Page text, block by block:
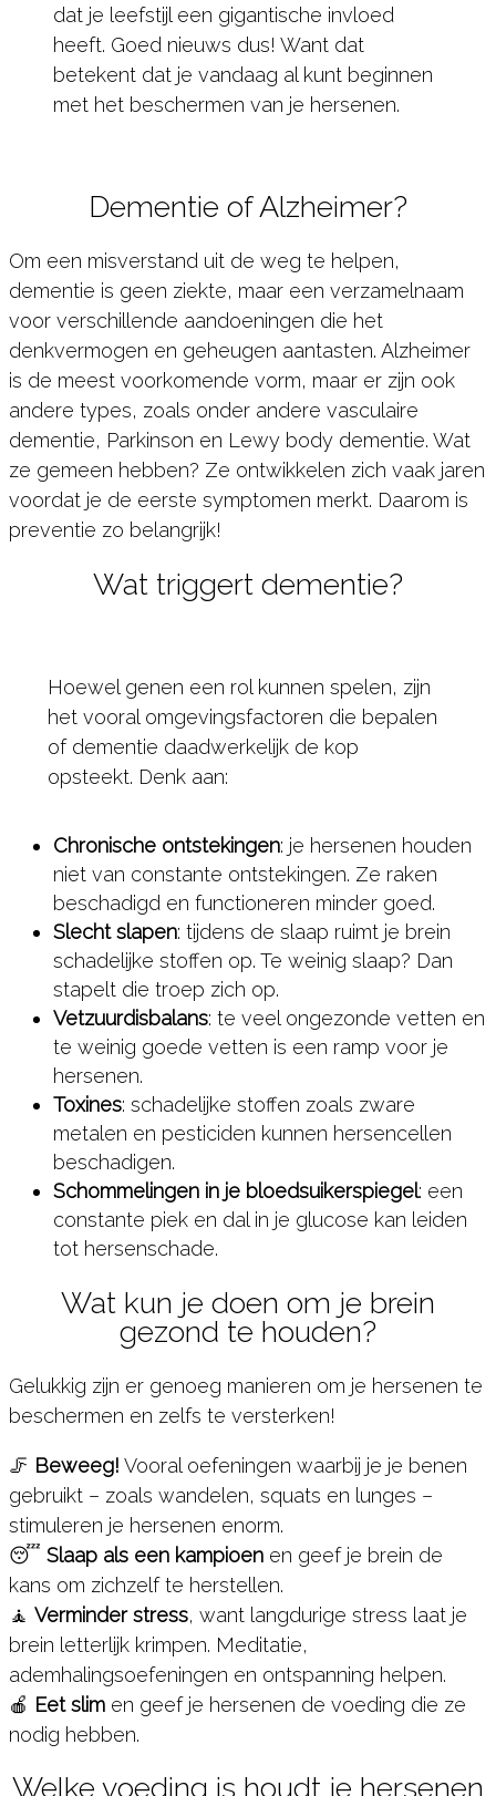
dat je leefstijl een gigantische invloed
heeft. Goed nieuws dus! Want dat
betekent dat je vandaag al kunt beginnen
met het beschermen van je hersenen.
Dementie of Alzheimer?
Om een misverstand uit de weg te helpen,
dementie is geen ziekte, maar een verzamelnaam
voor verschillende aandoeningen die het
denkvermogen en geheugen aantasten. Alzheimer
is de meest voorkomende vorm, maar er zijn ook
andere types, zoals onder andere vasculaire
dementie, Parkinson en Lewy body dementie. Wat
ze gemeen hebben? Ze ontwikkelen zich vaak jaren
voordat je de eerste symptomen merkt. Daarom is
preventie zo belangrijk!
Wat triggert dementie?
Hoewel genen een rol kunnen spelen, zijn
het vooral omgevingsfactoren die bepalen
of dementie daadwerkelijk de kop
opsteekt. Denk aan:
Chronische ontstekingen: je hersenen houden
niet van constante ontstekingen. Ze raken
beschadigd en functioneren minder goed.
Slecht slapen: tijdens de slaap ruimt je brein
schadelijke stoffen op. Te weinig slaap? Dan
stapelt die troep zich op.
Vetzuurdisbalans: te veel ongezonde vetten en
te weinig goede vetten is een ramp voor je
hersenen.
Toxines: schadelijke stoffen zoals zware
metalen en pesticiden kunnen hersencellen
beschadigen.
Schommelingen in je bloedsuikerspiegel: een
constante piek en dal in je glucose kan leiden
tot hersenschade.
Wat kun je doen om je brein
gezond te houden?
Gelukkig zijn er genoeg manieren om je hersenen te
beschermen en zelfs te versterken!
🦵 Beweeg! Vooral oefeningen waarbij je je benen
gebruikt – zoals wandelen, squats en lunges –
stimuleren je hersenen enorm.
😴 Slaap als een kampioen en geef je brein de
kans om zichzelf te herstellen.
🧘 Verminder stress, want langdurige stress laat je
brein letterlijk krimpen. Meditatie,
ademhalingsoefeningen en ontspanning helpen.
🍎 Eet slim en geef je hersenen de voeding die ze
nodig hebben.
Welke voeding is houdt je hersenen